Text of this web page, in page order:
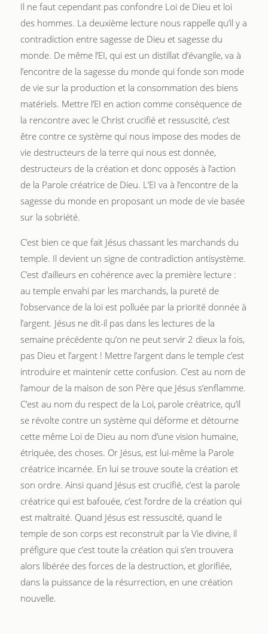
Il ne faut cependant pas confondre Loi de Dieu et loi
des hommes. La deuxième lecture nous rappelle qu’il y a
contradiction entre sagesse de Dieu et sagesse du
monde. De même l’EI, qui est un distillat d’évangile, va à
l’encontre de la sagesse du monde qui fonde son mode
de vie sur la production et la consommation des biens
matériels. Mettre l’EI en action comme conséquence de
la rencontre avec le Christ crucifié et ressuscité, c’est
être contre ce système qui nous impose des modes de
vie destructeurs de la terre qui nous est donnée,
destructeurs de la création et donc opposés à l’action
de la Parole créatrice de Dieu. L’EI va à l’encontre de la
sagesse du monde en proposant un mode de vie basée
sur la sobriété.
C’est bien ce que fait Jésus chassant les marchands du
temple. Il devient un signe de contradiction antisystème.
C’est d’ailleurs en cohérence avec la première lecture :
au temple envahi par les marchands, la pureté de
l’observance de la loi est polluée par la priorité donnée à
l’argent. Jésus ne dit-il pas dans les lectures de la
semaine précédente qu’on ne peut servir 2 dieux la fois,
pas Dieu et l’argent ! Mettre l’argent dans le temple c’est
introduire et maintenir cette confusion. C’est au nom de
l’amour de la maison de son Père que Jésus s’enflamme.
C’est au nom du respect de la Loi, parole créatrice, qu’il
se révolte contre un système qui déforme et détourne
cette même Loi de Dieu au nom d’une vision humaine,
étriquée, des choses. Or Jésus, est lui-même la Parole
créatrice incarnée. En lui se trouve soute la création et
son ordre. Ainsi quand Jésus est crucifié, c’est la parole
créatrice qui est bafouée, c’est l’ordre de la création qui
est maltraité. Quand Jésus est ressuscité, quand le
temple de son corps est reconstruit par la Vie divine, il
préfigure que c’est toute la création qui s’en trouvera
alors libérée des forces de la destruction, et glorifiée,
dans la puissance de la résurrection, en une création
nouvelle.